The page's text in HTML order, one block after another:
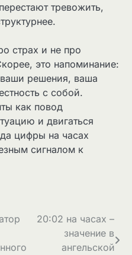
тревожить,
страх и не про
это напоминание:
решения, ваша
с собой.
как повод
и двигаться
цифры на часах
сигналом к
20:02 на часах –
значение в
ангельской